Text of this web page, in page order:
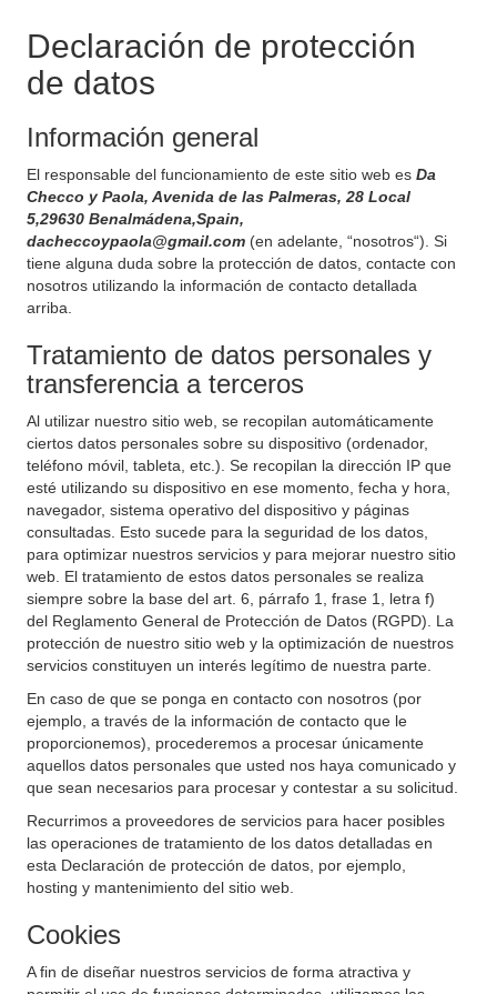
Declaración de protección
de datos
Información general
El responsable del funcionamiento de este sitio web es Da
Checco y Paola, Avenida de las Palmeras, 28 Local
5,29630 Benalmádena,Spain,
dacheccoypaola@gmail.com (en adelante, “nosotros“). Si
tiene alguna duda sobre la protección de datos, contacte con
nosotros utilizando la información de contacto detallada
arriba.
Tratamiento de datos personales y
transferencia a terceros
Al utilizar nuestro sitio web, se recopilan automáticamente
ciertos datos personales sobre su dispositivo (ordenador,
teléfono móvil, tableta, etc.). Se recopilan la dirección IP que
esté utilizando su dispositivo en ese momento, fecha y hora,
navegador, sistema operativo del dispositivo y páginas
consultadas. Esto sucede para la seguridad de los datos,
para optimizar nuestros servicios y para mejorar nuestro sitio
web. El tratamiento de estos datos personales se realiza
siempre sobre la base del art. 6, párrafo 1, frase 1, letra f)
del Reglamento General de Protección de Datos (RGPD). La
protección de nuestro sitio web y la optimización de nuestros
servicios constituyen un interés legítimo de nuestra parte.
En caso de que se ponga en contacto con nosotros (por
ejemplo, a través de la información de contacto que le
proporcionemos), procederemos a procesar únicamente
aquellos datos personales que usted nos haya comunicado y
que sean necesarios para procesar y contestar a su solicitud.
Recurrimos a proveedores de servicios para hacer posibles
las operaciones de tratamiento de los datos detalladas en
esta Declaración de protección de datos, por ejemplo,
hosting y mantenimiento del sitio web.
Cookies
A fin de diseñar nuestros servicios de forma atractiva y